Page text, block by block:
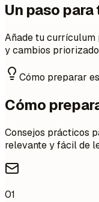
Un paso
Añade tu currículum
y cambios
Cómo preparar
Cómo
Consejos prácticos
relevante y fácil de
01